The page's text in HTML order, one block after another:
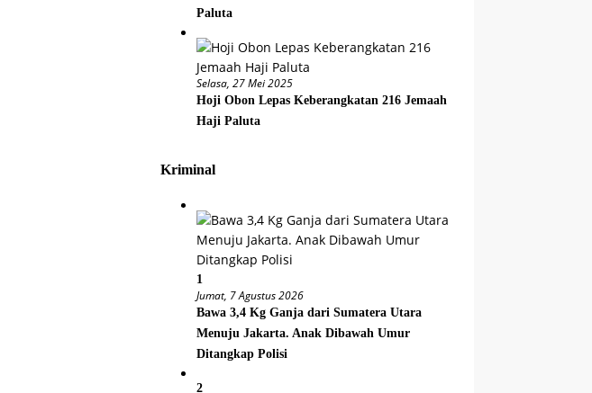
Paluta
Selasa, 27 Mei 2025
Hoji Obon Lepas Keberangkatan 216 Jemaah
Haji Paluta
Kriminal
1
Jumat, 7 Agustus 2026
Bawa 3,4 Kg Ganja dari Sumatera Utara
Menuju Jakarta. Anak Dibawah Umur
Ditangkap Polisi
2